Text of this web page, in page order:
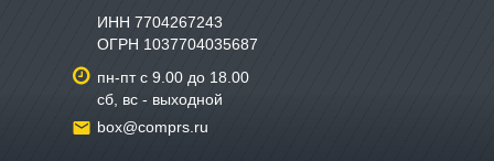
ИНН 7704267243
ОГРН 1037704035687
пн-пт с 9.00 до 18.00
сб, вс - выходной
box@comprs.ru